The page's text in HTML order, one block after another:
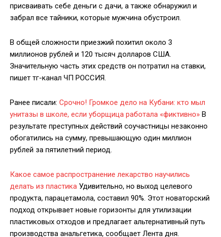
присваивать себе деньги с дачи, а также обнаружил и
забрал все тайники, которые мужчина обустроил.
В общей сложности приезжий похитил около 3
миллионов рублей и 120 тысяч долларов США.
Значительную часть этих средств он потратил на ставки,
пишет тг-канал ЧП РОССИЯ.
Ранее писали: Срочно! Громкое дело на Кубани: кто мыл
унитазы в школе, если уборщица работала «фиктивно» В
результате преступных действий соучастницы незаконно
обогатились на сумму, превышающую один миллион
рублей за пятилетний период.
Какое самое распространение лекарство научились
делать из пластика Удивительно, но выход целевого
продукта, парацетамола, составил 90%. Этот новаторский
подход открывает новые горизонты для утилизации
пластиковых отходов и предлагает альтернативный путь
производства анальгетика, сообщает Лента дня.